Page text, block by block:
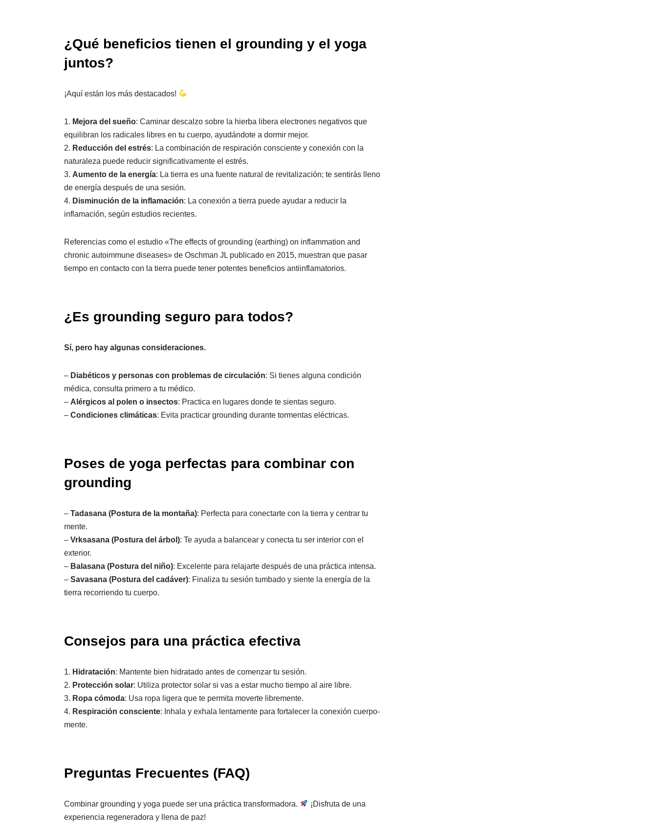
¿Qué beneficios tienen el grounding y el yoga
juntos?
¡Aquí están los más destacados!
1. Mejora del sueño: Caminar descalzo sobre la hierba libera electrones negativos que
equilibran los radicales libres en tu cuerpo, ayudándote a dormir mejor.
2. Reducción del estrés: La combinación de respiración consciente y conexión con la
naturaleza puede reducir significativamente el estrés.
3. Aumento de la energía: La tierra es una fuente natural de revitalización; te sentirás lleno
de energía después de una sesión.
4. Disminución de la inflamación: La conexión a tierra puede ayudar a reducir la
inflamación, según estudios recientes.
Referencias como el estudio «The effects of grounding (earthing) on inflammation and
chronic autoimmune diseases» de Oschman JL publicado en 2015, muestran que pasar
tiempo en contacto con la tierra puede tener potentes beneficios antiinflamatorios.
¿Es grounding seguro para todos?
Sí, pero hay algunas consideraciones.
– Diabéticos y personas con problemas de circulación: Si tienes alguna condición
médica, consulta primero a tu médico.
– Alérgicos al polen o insectos: Practica en lugares donde te sientas seguro.
– Condiciones climáticas: Evita practicar grounding durante tormentas eléctricas.
Poses de yoga perfectas para combinar con
grounding
– Tadasana (Postura de la montaña): Perfecta para conectarte con la tierra y centrar tu
mente.
– Vrksasana (Postura del árbol): Te ayuda a balancear y conecta tu ser interior con el
exterior.
– Balasana (Postura del niño): Excelente para relajarte después de una práctica intensa.
– Savasana (Postura del cadáver): Finaliza tu sesión tumbado y siente la energía de la
tierra recorriendo tu cuerpo.
Consejos para una práctica efectiva
1. Hidratación: Mantente bien hidratado antes de comenzar tu sesión.
2. Protección solar: Utiliza protector solar si vas a estar mucho tiempo al aire libre.
3. Ropa cómoda: Usa ropa ligera que te permita moverte libremente.
4. Respiración consciente: Inhala y exhala lentamente para fortalecer la conexión cuerpo-
mente.
Preguntas Frecuentes (FAQ)
Combinar grounding y yoga puede ser una práctica transformadora.
¡Disfruta de una
experiencia regeneradora y llena de paz!